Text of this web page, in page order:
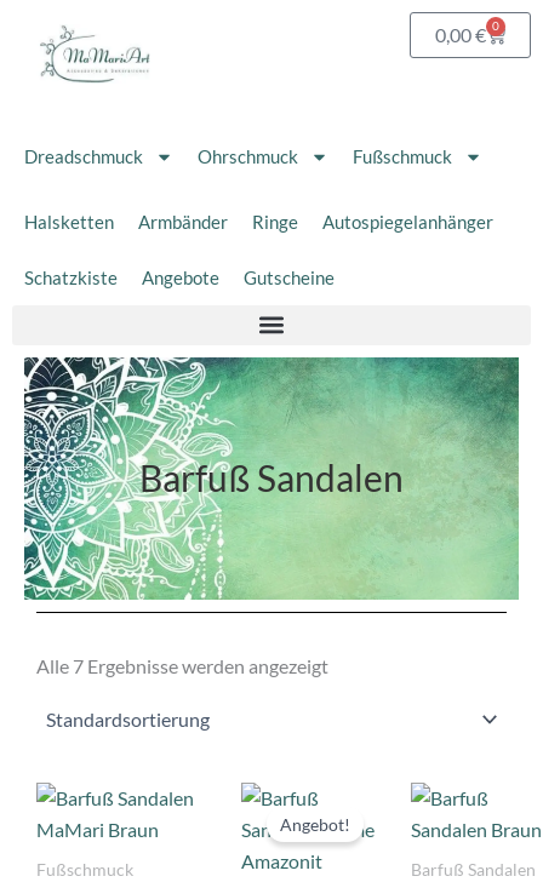
Inhalt
springen
0,00€ 0
Dreadschmuck Ohrschmuck Fußschmuck
Halsketten Armbänder Ringe Autospiegelanhänger
Schatzkiste Angebote Gutscheine
Barfuß Sandalen
Alle 7 Ergebnisse werden angezeigt
Fußschmuck
Angebot!
Ursprünglicher
war:
46,50 €
Aktueller
ist:
Barfuß Sandalen